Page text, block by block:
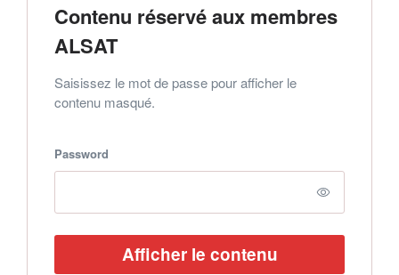
Contenu réservé aux membres
ALSAT
Saisissez le mot de passe pour afficher le
contenu masqué.
Password
Afficher le contenu